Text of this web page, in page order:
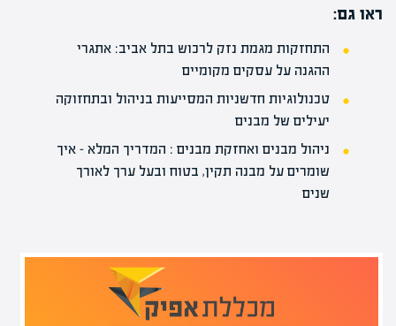
ראו גם:
התחזקות מגמת נזק לרכוש בתל אביב: אתגרי
ההגנה על עסקים מקומיים
טכנולוגיות חדשניות המסייעות בניהול ובתחזוקה
יעילים של מבנים
ניהול מבנים ואחזקת מבנים : המדריך המלא – איך
שומרים על מבנה תקין, בטוח ובעל ערך לאורך
שנים